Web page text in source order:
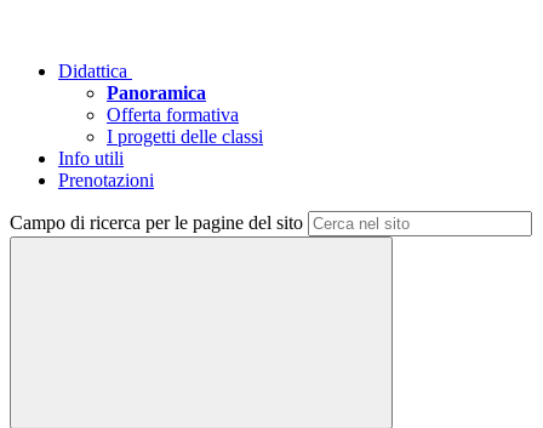
Didattica
Panoramica
Offerta formativa
I progetti delle classi
Info utili
Prenotazioni
Campo di ricerca per le pagine del sito